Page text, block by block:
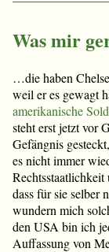
Was mir
…die haben
weil er es gewagt
amerikanische
steht erst jetzt vor
Gefängnis
es nicht immer
dass für sie selber
wundern mich
den USA bin ich
Auffassung von